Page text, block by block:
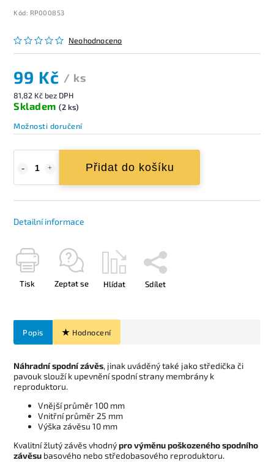
Kód: RP000853
Neohodnoceno
99 Kč / ks
81,82 Kč bez DPH
Skladem (2 ks)
Možnosti doručení
Přidat do košíku
Detailní informace
Tisk Zeptat se Hlídat Sdílet
Popis Hodnocení
Náhradní spodní závěs, jinak uváděný také jako středička či
pavouk slouží k upevnění spodní strany membrány k
reproduktoru.
Vnější průměr 100 mm
Vnitřní průměr 25 mm
Výška závěsu 10 mm
Kvalitní žlutý závěs vhodnýpro výměnu poškozeného spodního
závěsu basového nebo středobasového reproduktoru.